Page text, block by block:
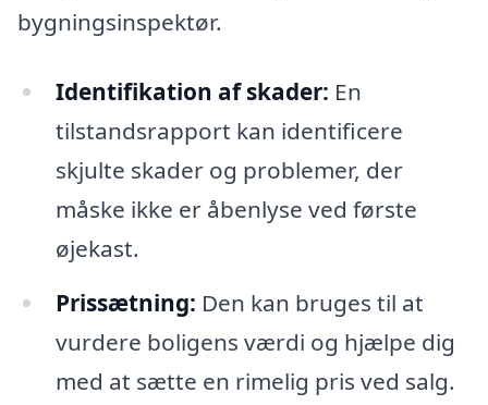
bygningsinspektør.
Identifikation af skader: En
tilstandsrapport kan identificere
skjulte skader og problemer, der
måske ikke er åbenlyse ved første
øjekast.
Prissætning: Den kan bruges til at
vurdere boligens værdi og hjælpe dig
med at sætte en rimelig pris ved salg.